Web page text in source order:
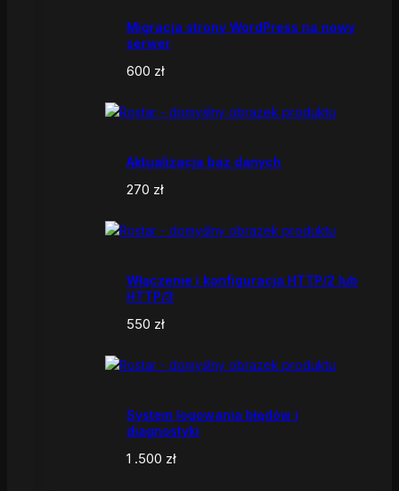
Migracja strony WordPress na nowy
serwer
600 zł
Aktualizacja baz danych
270 zł
Włączenie i konfiguracja HTTP/2 lub
HTTP/3
550 zł
System logowania błędów i
diagnostyki
1 .500 zł